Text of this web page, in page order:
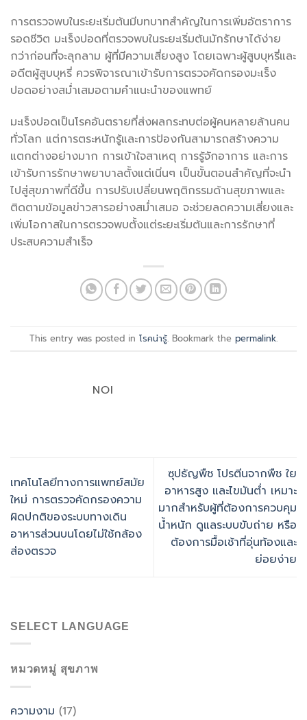
การตรวจพบในระยะเริ่มต้นมีบทบาทสำคัญในการเพิ่มอัตราการ
รอดชีวิต มะเร็งปอดที่ตรวจพบในระยะเริ่มต้นมักรักษาได้ง่าย
กว่าก่อนที่จะลุกลาม ผู้ที่มีความเสี่ยงสูง โดยเฉพาะผู้สูบบุหรี่และ
อดีตผู้สูบบุหรี่ ควรพิจารณาเข้ารับการตรวจคัดกรองมะเร็ง
ปอดอย่างสม่ำเสมอตามคำแนะนำของแพทย์
มะเร็งปอดเป็นโรคอันตรายที่ส่งผลกระทบต่อผู้คนหลายล้านคน
ทั่วโลก แต่การตระหนักรู้และการป้องกันสามารถสร้างความ
แตกต่างอย่างมาก การเข้าใจสาเหตุ การรู้จักอาการ และการ
เข้ารับการรักษาพยาบาลตั้งแต่เนิ่นๆ เป็นขั้นตอนสำคัญที่จะนำ
ไปสู่สุขภาพที่ดีขึ้น การปรับเปลี่ยนพฤติกรรมด้านสุขภาพและ
ติดตามข้อมูลข่าวสารอย่างสม่ำเสมอ จะช่วยลดความเสี่ยงและ
เพิ่มโอกาสในการตรวจพบตั้งแต่ระยะเริ่มต้นและการรักษาที่
ประสบความสำเร็จ
This entry was posted in โรคน่ารู้. Bookmark the permalink.
NOI
เทคโนโลยีทางการแพทย์สมัย
ใหม่ การตรวจคัดกรองความ
ผิดปกติของระบบทางเดิน
อาหารส่วนบนโดยไม่ใช้กล้อง
ส่องตรวจ
ซุปธัญพืช โปรตีนจากพืช ใย
อาหารสูง และไขมันต่ำ เหมาะ
มากสำหรับผู้ที่ต้องการควบคุม
น้ำหนัก ดูแลระบบขับถ่าย หรือ
ต้องการมื้อเช้าที่อุ่นท้องและ
ย่อยง่าย
SELECT LANGUAGE
หมวดหมู่ สุขภาพ
ความงาม (17)